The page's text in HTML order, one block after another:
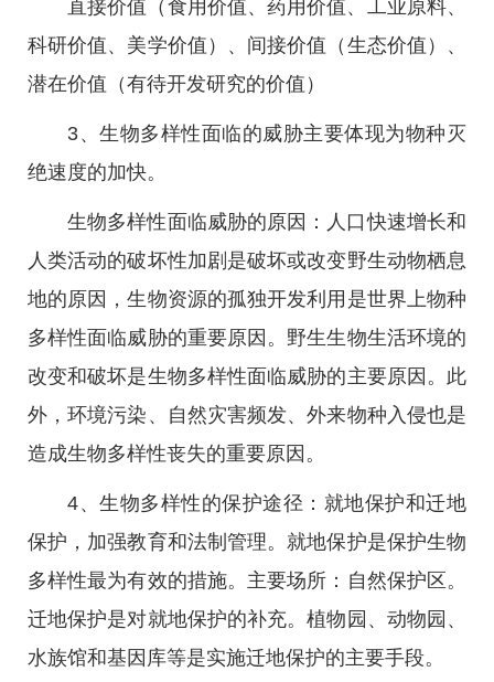
直接价值（食用价值、药用价值、工业原料、
科研价值、美学价值）、间接价值（生态价值）、
潜在价值（有待开发研究的价值）
3、生物多样性面临的威胁主要体现为物种灭
绝速度的加快。
生物多样性面临威胁的原因：人口快速增长和
人类活动的破坏性加剧是破坏或改变野生动物栖息
地的原因，生物资源的孤独开发利用是世界上物种
多样性面临威胁的重要原因。野生生物生活环境的
改变和破坏是生物多样性面临威胁的主要原因。此
外，环境污染、自然灾害频发、外来物种入侵也是
造成生物多样性丧失的重要原因。
4、生物多样性的保护途径：就地保护和迁地
保护，加强教育和法制管理。就地保护是保护生物
多样性最为有效的措施。主要场所：自然保护区。
迁地保护是对就地保护的补充。植物园、动物园、
水族馆和基因库等是实施迁地保护的主要手段。